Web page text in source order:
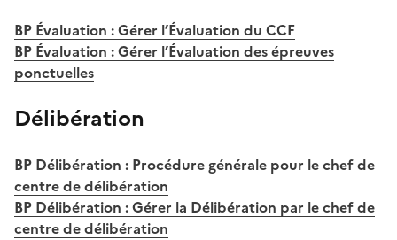
BP Évaluation : Gérer l’Évaluation du CCF
BP Évaluation : Gérer l’Évaluation des épreuves
ponctuelles
Délibération
BP Délibération : Procédure générale pour le chef de
centre de délibération
BP Délibération : Gérer la Délibération par le chef de
centre de délibération